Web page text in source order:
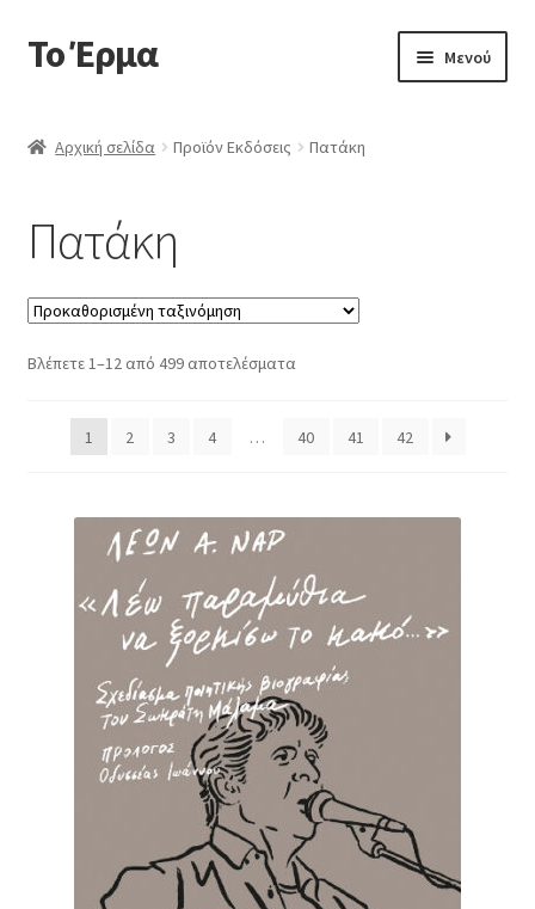
Απευθείας
μετάβαση
πλοήγηση
Μετάβαση
σε
Το Έρμα Μενού
Κατηγορίες Βιβλίων
Συχνές Ερωτήσεις
Επικοινωνία
Αρχική σελίδα Προϊόν Εκδόσεις Πατάκη
Πατάκη
Βλέπετε 1–12 από 499 αποτελέσματα
1 2 3 4 … 40 41 42